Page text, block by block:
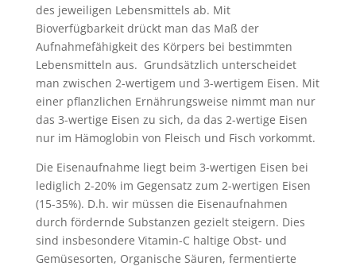
des jeweiligen Lebensmittels ab. Mit
Bioverfügbarkeit drückt man das Maß der
Aufnahmefähigkeit des Körpers bei bestimmten
Lebensmitteln aus. Grundsätzlich unterscheidet
man zwischen 2-wertigem und 3-wertigem Eisen. Mit
einer pflanzlichen Ernährungsweise nimmt man nur
das 3-wertige Eisen zu sich, da das 2-wertige Eisen
nur im Hämoglobin von Fleisch und Fisch vorkommt.
Die Eisenaufnahme liegt beim 3-wertigen Eisen bei
lediglich 2-20% im Gegensatz zum 2-wertigen Eisen
(15-35%). D.h. wir müssen die Eisenaufnahmen
durch fördernde Substanzen gezielt steigern. Dies
sind insbesondere Vitamin-C haltige Obst- und
Gemüsesorten, Organische Säuren, fermentierte